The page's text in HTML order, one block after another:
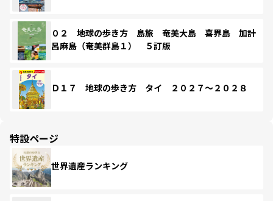
０２ 地球の歩き方 島旅 奄美大島 喜界島 加計
呂麻島（奄美群島１） ５訂版
Ｄ１７ 地球の歩き方 タイ ２０２７～２０２８
特設ページ
世界遺産ランキング